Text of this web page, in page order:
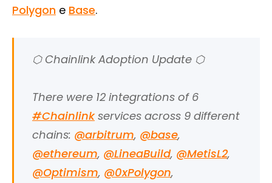
Polygon e Base.
⬡ Chainlink Adoption Update ⬡
There were 12 integrations of 6
#Chainlinkservices across 9 different
chains: @arbitrum, @base,
@ethereum, @LineaBuild, @MetisL2,
@Optimism, @0xPolygon,